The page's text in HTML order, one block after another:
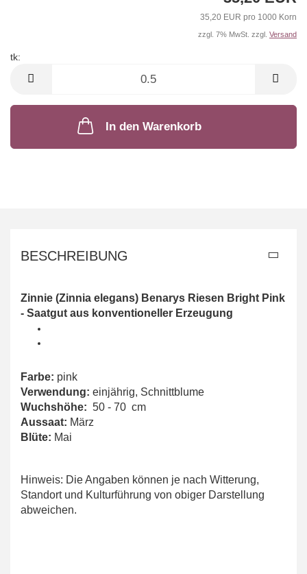
35,20 EUR pro 1000 Korn
zzgl. 7% MwSt. zzgl. Versand
tk:
In den Warenkorb
BESCHREIBUNG
Zinnie (Zinnia elegans) Benarys Riesen Bright Pink
- Saatgut aus konventioneller Erzeugung
Farbe: pink
Verwendung: einjährig, Schnittblume
Wuchshöhe: 50 - 70 cm
Aussaat: März
Blüte: Mai
Hinweis: Die Angaben können je nach Witterung,
Standort und Kulturführung von obiger Darstellung
abweichen.